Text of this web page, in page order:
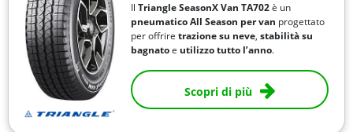
IlTriangle SeasonX Van TA702è un
pneumatico All Season per van progettato
per offriretrazione su neve,stabilità su
bagnatoe utilizzo tutto l’anno.
Scopri di più